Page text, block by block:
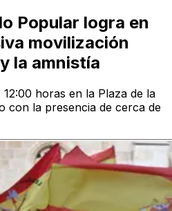
Popular logra en
movilización
la amnistía
horas en la Plaza de la
con la presencia de cerca de